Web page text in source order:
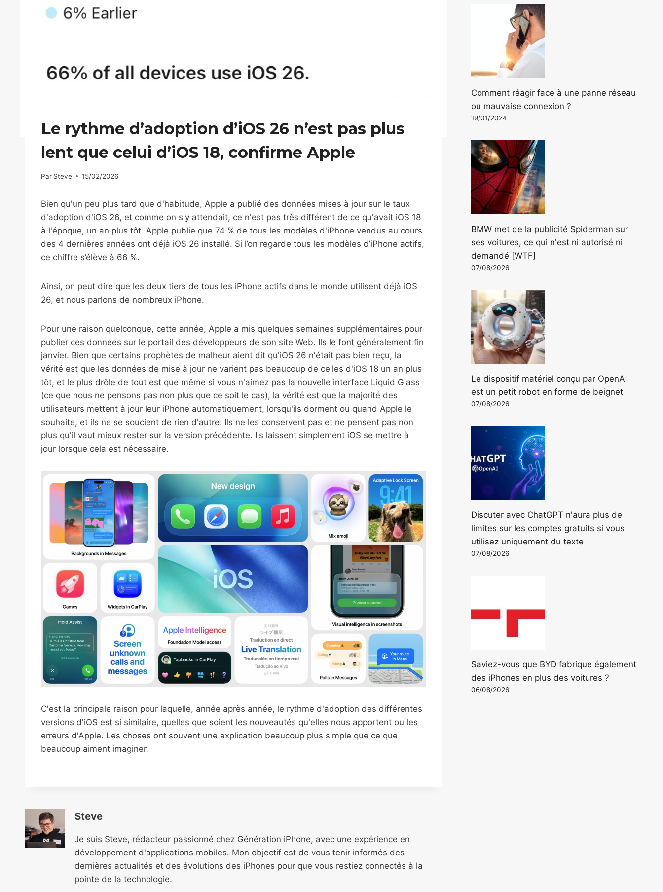
Le rythme d’adoption d’iOS 26 n’est pas plus
lent que celui d’iOS 18, confirme Apple
Par Steve 15/02/2026
Bien qu'un peu plus tard que d'habitude, Apple a publié des données mises à jour sur le taux
d'adoption d'iOS 26, et comme on s'y attendait, ce n'est pas très différent de ce qu'avait iOS 18
à l'époque, un an plus tôt. Apple publie que 74 % de tous les modèles d'iPhone vendus au cours
des 4 dernières années ont déjà iOS 26 installé. Si l’on regarde tous les modèles d’iPhone actifs,
ce chiffre s’élève à 66 %.
Ainsi, on peut dire que les deux tiers de tous les iPhone actifs dans le monde utilisent déjà iOS
26, et nous parlons de nombreux iPhone.
Pour une raison quelconque, cette année, Apple a mis quelques semaines supplémentaires pour
publier ces données sur le portail des développeurs de son site Web. Ils le font généralement fin
janvier. Bien que certains prophètes de malheur aient dit qu'iOS 26 n'était pas bien reçu, la
vérité est que les données de mise à jour ne varient pas beaucoup de celles d'iOS 18 un an plus
tôt, et le plus drôle de tout est que même si vous n'aimez pas la nouvelle interface Liquid Glass
(ce que nous ne pensons pas non plus que ce soit le cas), la vérité est que la majorité des
utilisateurs mettent à jour leur iPhone automatiquement, lorsqu'ils dorment ou quand Apple le
souhaite, et ils ne se soucient de rien d'autre. Ils ne les conservent pas et ne pensent pas non
plus qu'il vaut mieux rester sur la version précédente. Ils laissent simplement iOS se mettre à
jour lorsque cela est nécessaire.
C'est la principale raison pour laquelle, année après année, le rythme d'adoption des différentes
versions d'iOS est si similaire, quelles que soient les nouveautés qu'elles nous apportent ou les
erreurs d'Apple. Les choses ont souvent une explication beaucoup plus simple que ce que
beaucoup aiment imaginer.
Steve
Je suis Steve, rédacteur passionné chez Génération iPhone, avec une expérience en
développement d'applications mobiles. Mon objectif est de vous tenir informés des
dernières actualités et des évolutions des iPhones pour que vous restiez connectés à la
pointe de la technologie.
Comment réagir face à une panne réseau
ou mauvaise connexion ?
19/01/2024
BMW met de la publicité Spiderman sur
ses voitures, ce qui n'est ni autorisé ni
demandé [WTF]
07/08/2026
Le dispositif matériel conçu par OpenAI
est un petit robot en forme de beignet
07/08/2026
Discuter avec ChatGPT n'aura plus de
limites sur les comptes gratuits si vous
utilisez uniquement du texte
07/08/2026
Saviez-vous que BYD fabrique également
des iPhones en plus des voitures ?
06/08/2026